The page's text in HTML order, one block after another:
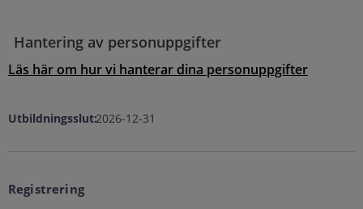
Hantering av personuppgifter
Läs här om hur vi hanterar dina personuppgifter
Utbildningsslut:2026-12-31
Registrering